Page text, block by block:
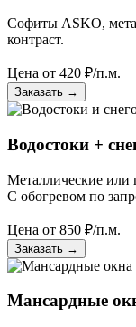
Софиты ASKO,
контраст.
Цена от 420 ₽/п.м.
Заказать →
Водостоки +
Металлические или
С обогревом по
Цена от 850 ₽/п.м.
Заказать →
Мансардные